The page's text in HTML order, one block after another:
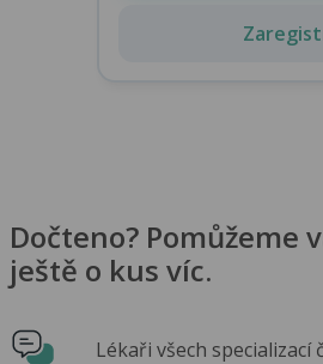
Dočteno? Pomůžeme
ještě o kus víc.
Lékaři všech specializací